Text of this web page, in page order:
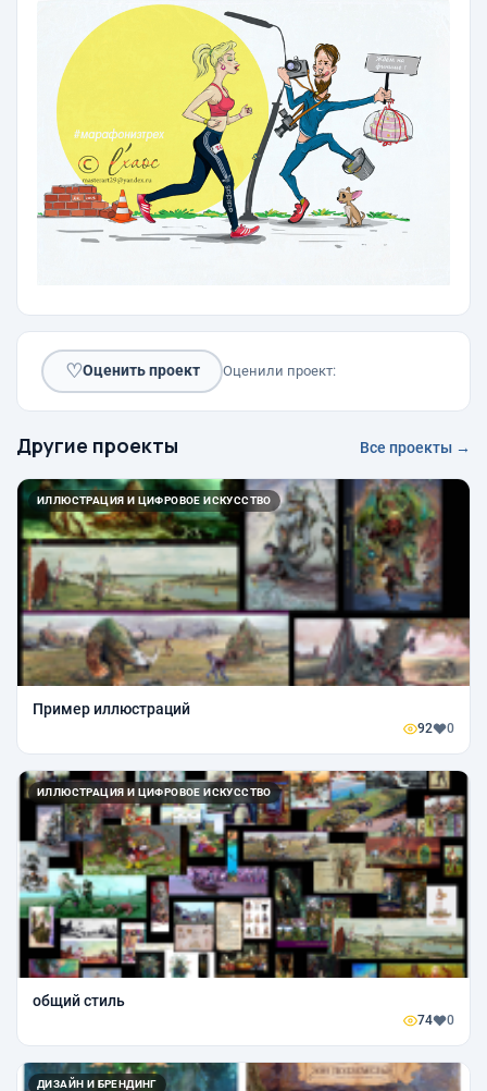
♡Оценить проект Оценили проект:
Другие проекты Все проекты →
ИЛЛЮСТРАЦИЯ И ЦИФРОВОЕ ИСКУССТВО
Пример иллюстраций
92 0
ИЛЛЮСТРАЦИЯ И ЦИФРОВОЕ ИСКУССТВО
общий стиль
74 0
ДИЗАЙН И БРЕНДИНГ